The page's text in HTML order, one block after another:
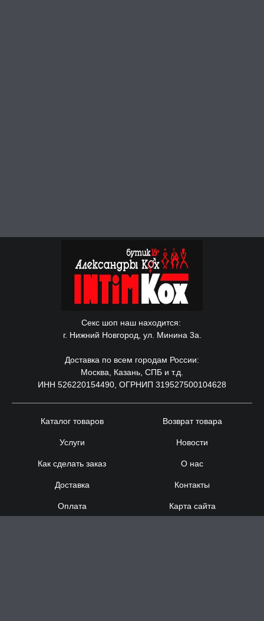
Секс шоп наш находится:
г. Нижний Новгород, ул. Минина 3а.
Доставка по всем городам России:
Москва, Казань, СПБ и т.д.
ИНН 526220154490, ОГРНИП 319527500104628
Каталог товаров
Услуги
Как сделать заказ
Доставка
Оплата
Возврат товара
Новости
О нас
Контакты
Карта сайта